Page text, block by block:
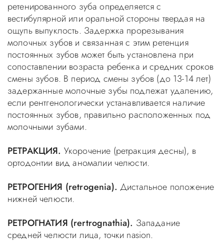
ретенированного зуба определяется с
вестибулярной или оральной стороны твердая на
ощупь выпуклость. Задержка прорезывания
молочных зубов и связанная с этим ретенция
постоянных зубов может быть установлена при
сопоставлении возраста ребенка и средних сроков
смены зубов. В период смены зубов (до 13-14 лет)
задержанные молочные зубы подлежат удалению,
если рентгенологически устанавливается наличие
постоянных зубов, правильно расположенных под
молочными зубами.
РЕТРАКЦИЯ. Укорочение (ретракция десны), в
ортодонтии вид аномалии челюсти.
РЕТРОГЕНИЯ (retrogenia). Дистальное положение
нижней челюсти.
РЕТРОГНАТИЯ (rertrognathia). Западание
средней челюсти лица, точки nasion.